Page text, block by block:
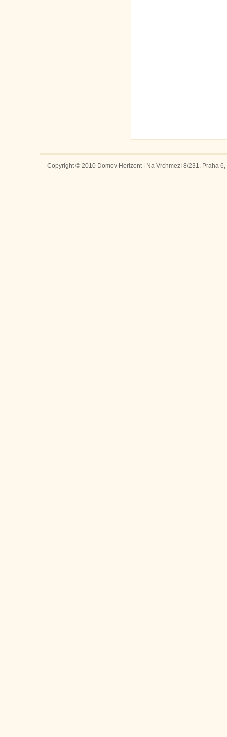
Copyright © 2010 Domov Horizont | Na Vrchmezí 8/231, Praha